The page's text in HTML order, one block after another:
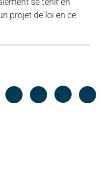
projet de loi en ce
Facebook